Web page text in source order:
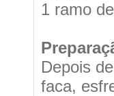
1 ramo
Depois
faca,